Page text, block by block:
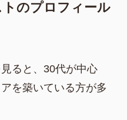
のプロフィール
ると、30代が中心
を築いている方が多